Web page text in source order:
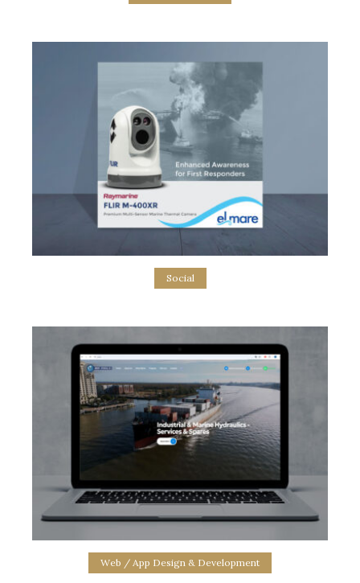
El Mare Website
web site design
El Mare Social Content Creation
social media management
Social
Web / App Design & Development